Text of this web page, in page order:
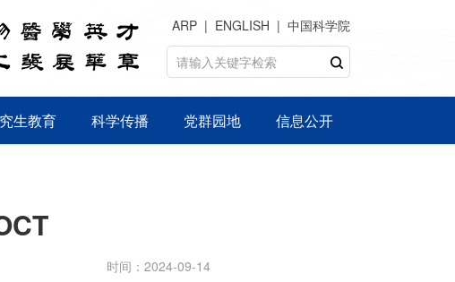
ARP ENGLISH 中国科学院
生教育 科学传播 党群园地 信息公开
时间：2024-09-14